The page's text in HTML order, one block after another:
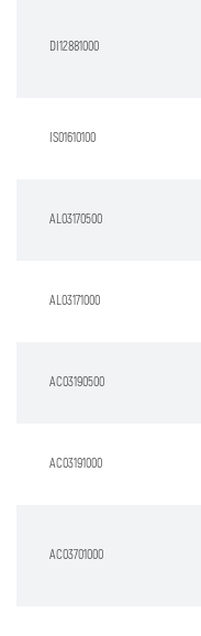
DI12881000
IS01610100
AL03170500
AL03171000
AC03190500
AC03191000
AC03701000